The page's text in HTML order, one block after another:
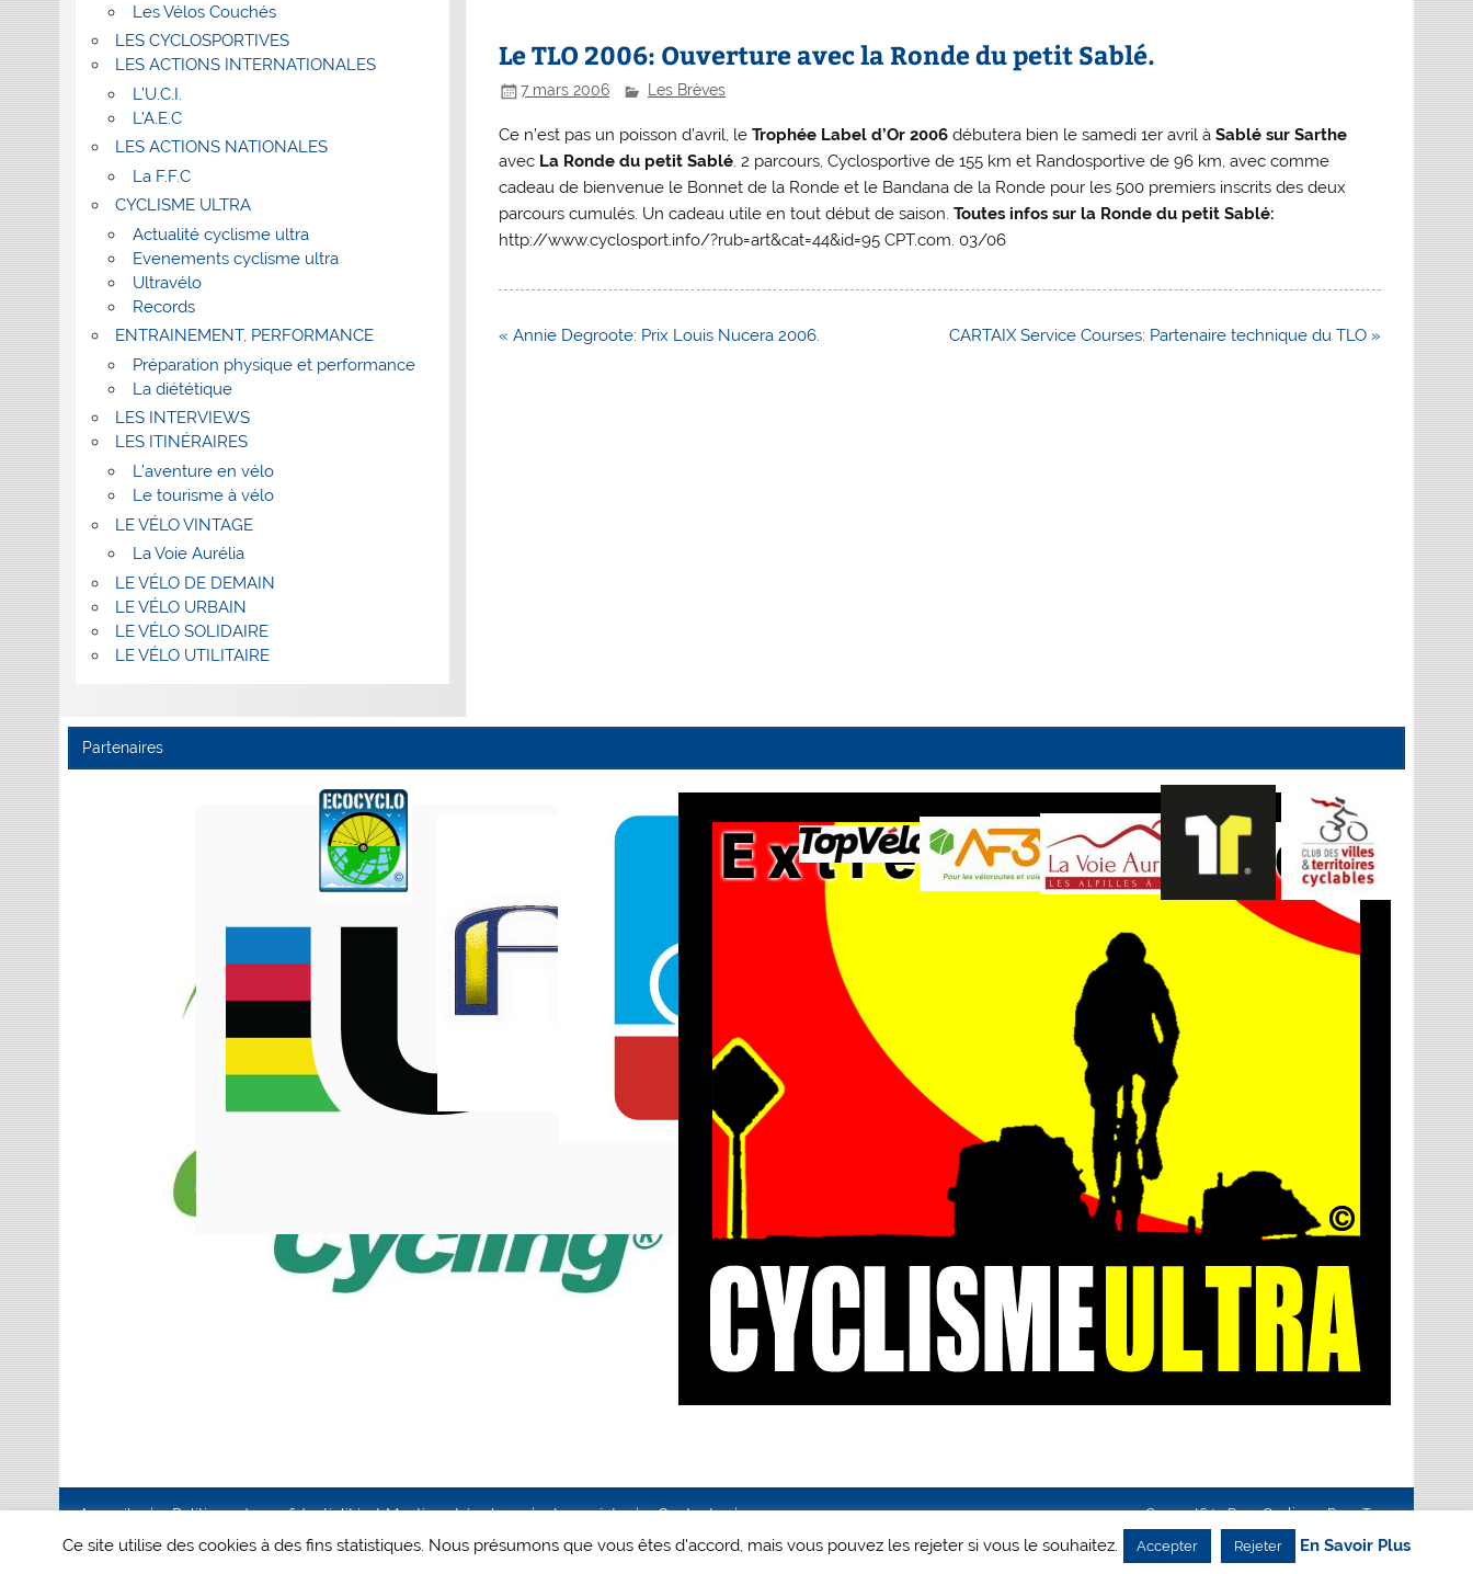
Le TLO 2006: Ouverture avec la Ronde du petit Sablé.
7 mars 2006 Les Brèves
Ce n’est pas un poisson d’avril, leTrophée Label d’Or 2006 débutera bien le samedi 1er avril àSablé sur Sarthe
avec La Ronde du petit Sablé. 2 parcours, Cyclosportive de 155 km et Randosportive de 96 km, avec comme
cadeau de bienvenue le Bonnet de la Ronde et le Bandana de la Ronde pour les 500 premiers inscrits des deux
parcours cumulés. Un cadeau utile en tout début de saison.Toutes infos sur la Ronde du petit Sablé:
http://www.cyclosport.info/?rub=art&cat=44&id=95 CPT.com. 03/06
Navigation
« Annie Degroote: Prix Louis Nucera 2006. CARTAIX Service Courses: Partenaire technique du TLO »
Les Vélos Couchés
LES CYCLOSPORTIVES
LES ACTIONS INTERNATIONALES
L’U.C.I.
L’A.E.C
LES ACTIONS NATIONALES
La F.F.C
CYCLISME ULTRA
Actualité cyclisme ultra
Evenements cyclisme ultra
Ultravélo
Records
ENTRAINEMENT, PERFORMANCE
Préparation physique et performance
La diététique
LES INTERVIEWS
LES ITINÉRAIRES
L’aventure en vélo
Le tourisme à vélo
LE VÉLO VINTAGE
La Voie Aurélia
LE VÉLO DE DEMAIN
LE VÉLO URBAIN
LE VÉLO SOLIDAIRE
LE VÉLO UTILITAIRE
Partenaires
Accueil Politique de confidentialité et Mentions Légales Le projet Contact Creanet64- Pour Cyclisme Pour Tous
Ce site utilise des cookies à des fins statistiques. Nous présumons que vous êtes d'accord, mais vous pouvez les rejeter si vous le souhaitez. Accepter Rejeter En Savoir Plus